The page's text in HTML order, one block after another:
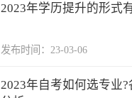
2023年学历提升的形式
发布时间：23-03-06
2023年自考如何选专业